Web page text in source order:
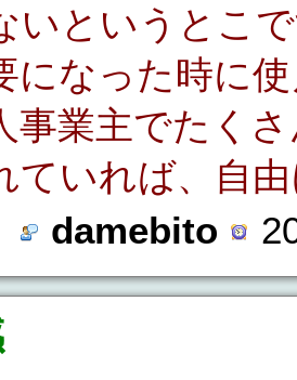
いというとこ
になった時に
事業主でたく
ていれば、自
damebito